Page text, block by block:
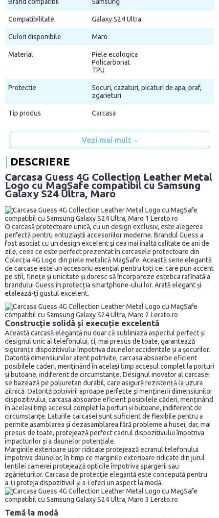
Compatibilitate Galaxy S24 Ultra
Culori disponibile Maro
Material
Piele ecologica
Policarbonat
TPU
Protectie
Socuri, cazaturi, picaturi de apa, praf,
zgarieturi
Tip produs Carcasa
Vezi mai mult
DESCRIERE
Carcasa Guess 4G Collection Leather Metal
Logo cu MagSafe compatibil cu Samsung
Galaxy S24 Ultra, Maro
O carcasă protectoare unică, cu un design exclusiv, este alegerea
perfectă pentru entuziaștii accesoriilor moderne. Brandul Guess a
fost asociat cu un design excelent și cea mai înaltă calitate de ani de
zile, ceea ce este perfect prezentat în carcasele protectoare din
Colecția 4G Logo din piele metalică MagSafe. Această serie elegantă
de carcase este un accesoriu esențial pentru toți cei care pun accent
pe stil, finețe și unicitate și doresc să încorporeze estetica rafinată a
brandului Guess în protecția smartphone-ului lor. Arată elegant și
etalează-ți gustul excelent.
Construcție solidă și execuție excelentă
Această carcasă elegantă nu doar că subliniază aspectul perfect și
designul unic al telefonului, ci, mai presus de toate, garantează
siguranța dispozitivului împotriva daunelor accidentale și a șocurilor.
Datorită dimensiunilor atent potrivite, carcasa absoarbe eficient
posibilele căderi, menținând în același timp accesul complet la porturi
și butoane, indiferent de circumstanțe. Designul inovator al carcasei
se bazează pe poliuretan durabil, care asigură rezistență la uzura
zilnică. Datorită potrivirii aproape perfecte și menținerii dimensiunilor
dispozitivului, carcasa absoarbe eficient posibilele căderi, menținând
în același timp accesul complet la porturi și butoane, indiferent de
circumstanțe. Laturile carcasei sunt suficient de flexibile pentru a
permite asamblarea și dezasamblarea fără probleme a husei, dar, mai
presus de toate, protejează perfect cadrul dispozitivului împotriva
impacturilor și a daunelor potențiale.
Marginile exterioare ușor ridicate protejează ecranul telefonului
împotriva daunelor, în timp ce marginile exterioare ridicate din jurul
lentilei camerei protejează opticile împotriva spargerii sau
zgârieturilor. Carcasa de protecție elegantă este concepută pentru
a-ți proteja dispozitivul și a-i oferi un aspect la modă.
Temă la modă